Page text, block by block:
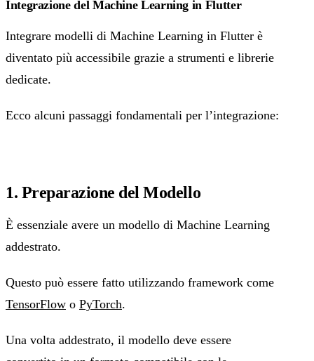
Integrazione del Machine Learning in Flutter
Integrare modelli di Machine Learning in Flutter è
diventato più accessibile grazie a strumenti e librerie
dedicate.
Ecco alcuni passaggi fondamentali per l’integrazione:
1. Preparazione del Modello
È essenziale avere un modello di Machine Learning
addestrato.
Questo può essere fatto utilizzando framework come
TensorFlow o PyTorch.
Una volta addestrato, il modello deve essere